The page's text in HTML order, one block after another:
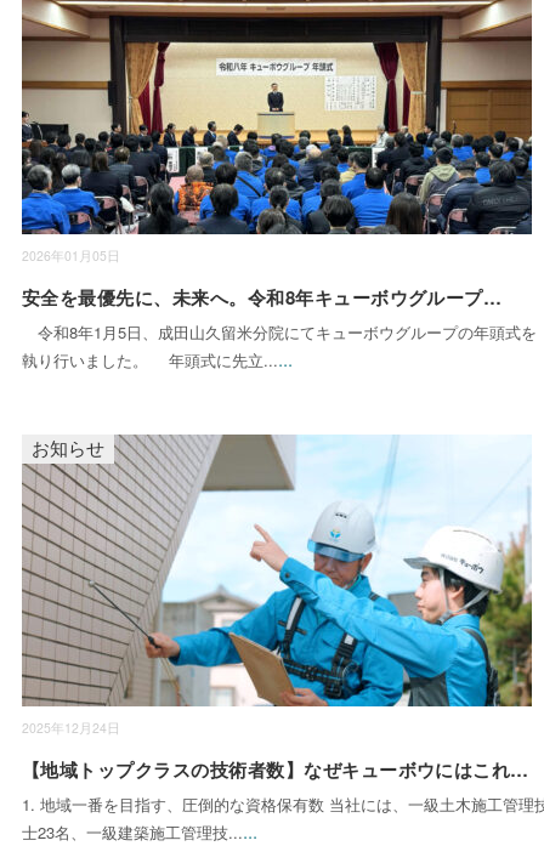
2026年01月05日
安全を最優先に、未来へ。令和8年キューボウグループ年頭式
令和8年1月5日、成田山久留米分院にてキューボウグループの年頭式を
執り行いました。 年頭式に先立......
2025年12月24日
お知らせ
【地域トップクラスの技術者数】なぜキューボウにはこれほど多くの「一級保持者」がいるのか？その理由を公開しま
1. 地域一番を目指す、圧倒的な資格保有数 当社には、一級土木施工管理
士23名、一級建築施工管理技......